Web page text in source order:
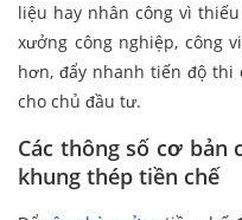
liệu hay nhân công vì
xưởng công nghiệp, công
hơn, đẩy nhanh tiến độ
cho chủ đầu tư.
Các thông số cơ bản
khung thép tiền chế